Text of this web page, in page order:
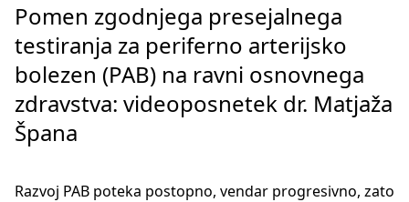
Pomen zgodnjega presejalnega
testiranja za periferno arterijsko
bolezen (PAB) na ravni osnovnega
zdravstva: videoposnetek dr. Matjaža
Špana
Razvoj PAB poteka postopno, vendar progresivno, zato